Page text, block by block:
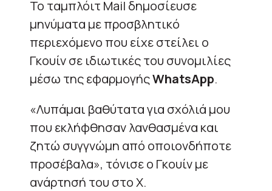
Το ταμπλόιτ Mail δημοσίευσε
μηνύματα με προσβλητικό
περιεχόμενο που είχε στείλει ο
Γκουίν σε ιδιωτικές του συνομιλίες
μέσω της εφαρμογήςWhatsApp.
«Λυπάμαι βαθύτατα για σχόλιά μου
που εκλήφθησαν λανθασμένα και
ζητώ συγγνώμη από οποιονδήποτε
προσέβαλα», τόνισε ο Γκουίν με
ανάρτησή του στο X.